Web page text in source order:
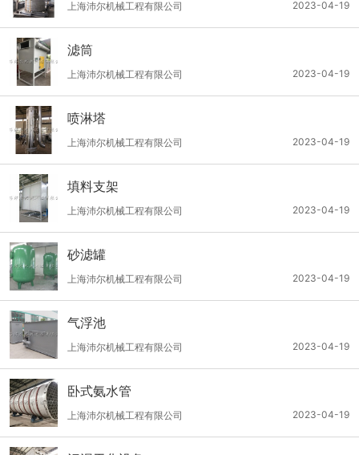
2023-04-19
上海沛尔机械工程有限公司
滤筒
2023-04-19
上海沛尔机械工程有限公司
喷淋塔
2023-04-19
上海沛尔机械工程有限公司
填料支架
2023-04-19
上海沛尔机械工程有限公司
砂滤罐
2023-04-19
上海沛尔机械工程有限公司
气浮池
2023-04-19
上海沛尔机械工程有限公司
卧式氨水管
2023-04-19
上海沛尔机械工程有限公司